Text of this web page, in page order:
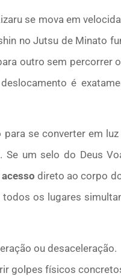
se mova em
no Jutsu de Minato
outro sem percorrer
é
se converter em
Se um selo do Deus
acesso direto ao corpo
os lugares
ou desaceleração.
golpes físicos